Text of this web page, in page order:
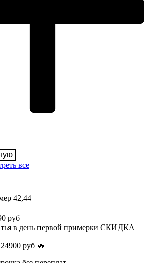
все
42,44
руб
в день первой примерки СКИДКА
руб 🔥